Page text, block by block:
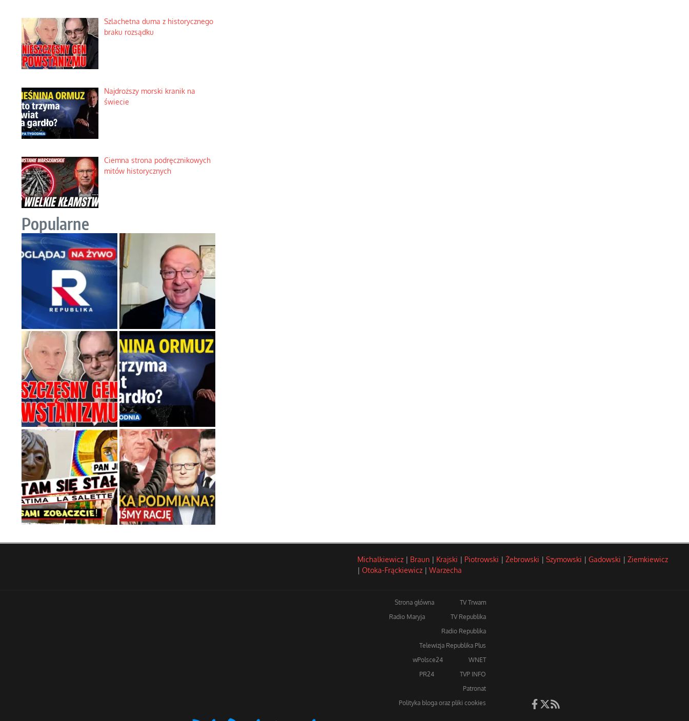
Szlachetna duma z historycznego
braku rozsądku
Najdroższy morski kranik na
świecie
Ciemna strona podręcznikowych
mitów historycznych
Popularne
Michalkiewicz | Braun | Krajski | Piotrowski | Żebrowski | Szymowski | Gadowski | Ziemkiewicz
| Otoka-Frąckiewicz | Warzecha
Strona główna
TV Trwam
Radio Maryja
TV Republika
Radio Republika
Telewizja Republika Plus
wPolsce24
WNET
PR24
TVP INFO
Patronat
Polityka bloga oraz pliki cookies